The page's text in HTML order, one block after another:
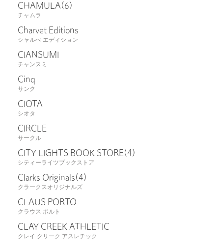
CHAMULA(6)
チャムラ
Charvet Editions
シャルべ エディション
CIANSUMI
チャンスミ
Cinq
サンク
CIOTA
シオタ
CIRCLE
サークル
CITY LIGHTS BOOK STORE(4)
シティーライツブックストア
Clarks Originals(4)
クラークスオリジナルズ
CLAUS PORTO
クラウス ポルト
CLAY CREEK ATHLETIC
クレイ クリーク アスレチック